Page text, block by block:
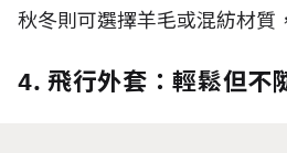
秋冬則可選擇羊毛或混紡材質
4. 飛行外套：輕鬆但不